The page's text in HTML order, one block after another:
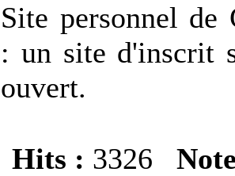
Site personnel
: un site d'inscrit
ouvert.
Hits : 3326